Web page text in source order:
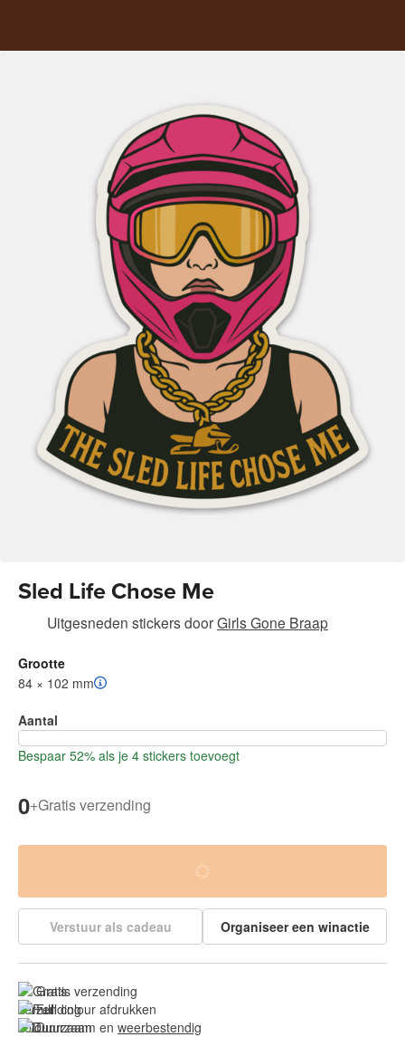
Sled Life Chose Me
Uitgesneden stickersdoorGirls Gone Braap
Grootte
84 × 102 mm
Aantal
Bespaar 52% als je 4 stickers toevoegt
0+Gratis verzending
Verstuur als cadeau Organiseer een winactie
Gratis verzending
Full colour afdrukken
Duurzaam en weerbestendig